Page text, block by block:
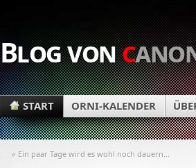
Blog vonc
START ORNI-KALENDER
« Ein paar Tage wird es wohl noch dauern...